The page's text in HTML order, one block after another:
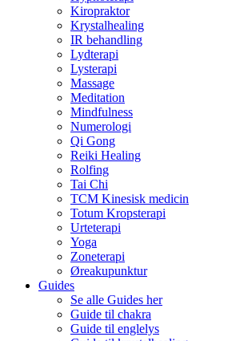
Kiropraktor
Krystalhealing
IR behandling
Lydterapi
Lysterapi
Massage
Meditation
Mindfulness
Numerologi
Qi Gong
Reiki Healing
Rolfing
Tai Chi
TCM Kinesisk medicin
Totum Kropsterapi
Urteterapi
Yoga
Zoneterapi
Øreakupunktur
Guides
Se alle Guides her
Guide til chakra
Guide til englelys